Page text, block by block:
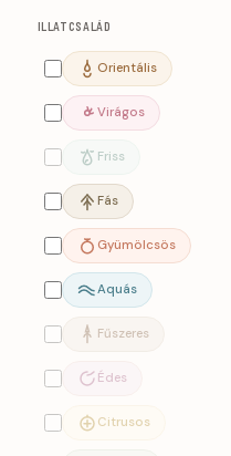
ILLATCSALÁD
Orientális
Virágos
Friss
Fás
Gyümölcsös
Aquás
Fűszeres
Édes
Citrusos